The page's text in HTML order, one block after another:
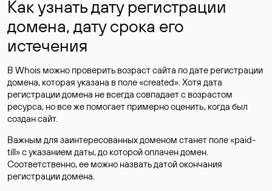
Как узнать дату регистрации
домена, дату срока его
истечения
В Whois можно проверить возраст сайта по дате регистрации
домена, которая указана в поле «created». Хотя дата
регистрации домена не всегда совпадает с возрастом
ресурса, но все же помогает примерно оценить, когда был
создан сайт.
Важным для заинтересованных доменом станет поле «paid-
till» с указанием даты, до которой оплачен домен.
Соответственно, ее можно назвать датой окончания
регистрации домена.